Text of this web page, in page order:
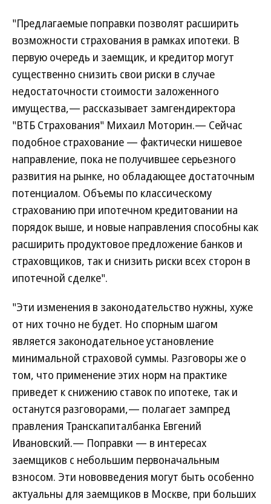
"Предлагаемые поправки позволят расширить
возможности страхования в рамках ипотеки. В
первую очередь и заемщик, и кредитор могут
существенно снизить свои риски в случае
недостаточности стоимости заложенного
имущества,— рассказывает замгендиректора
"ВТБ Страхования" Михаил Моторин.— Сейчас
подобное страхование — фактически нишевое
направление, пока не получившее серьезного
развития на рынке, но обладающее достаточным
потенциалом. Объемы по классическому
страхованию при ипотечном кредитовании на
порядок выше, и новые направления способны как
расширить продуктовое предложение банков и
страховщиков, так и снизить риски всех сторон в
ипотечной сделке".
"Эти изменения в законодательство нужны, хуже
от них точно не будет. Но спорным шагом
является законодательное установление
минимальной страховой суммы. Разговоры же о
том, что применение этих норм на практике
приведет к снижению ставок по ипотеке, так и
останутся разговорами,— полагает зампред
правления Транскапиталбанка Евгений
Ивановский.— Поправки — в интересах
заемщиков с небольшим первоначальным
взносом. Эти нововведения могут быть особенно
актуальны для заемщиков в Москве, при больших